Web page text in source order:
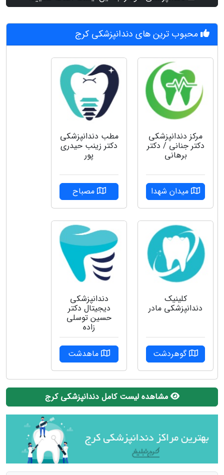
محبوب ترین های دندانپزشکی کرج
مرکز دندانپزشکی
دکتر جنانی / دکتر
برهانی
میدان شهدا
مطب دندانپزشکی
دکتر زینب حیدری
پور
مصباح
کلینیک
دندانپزشکی مادر
گوهردشت
دندانپزشکی
دیجیتال دکتر
حسین توسلی
زاده
ماهدشت
مشاهده لیست کامل دندانپزشکی کرج